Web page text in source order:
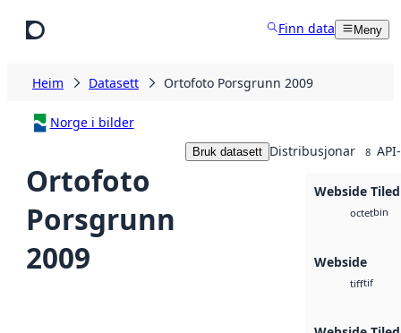
Finn data Meny
Heim Datasett Ortofoto Porsgrunn 2009
Norge i bilder
Ortofoto
Porsgrunn
2009
Bruk datasett Distribusjonar 8
Webside
octetbin
Webside
tifftif